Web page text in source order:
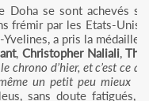
Doha se sont achevés
frémir par les Etats-
a pris la
, Christopher Naliali,
chrono d’hier, et c’est ce
un petit peu mieux»,
sans doute fatigués,